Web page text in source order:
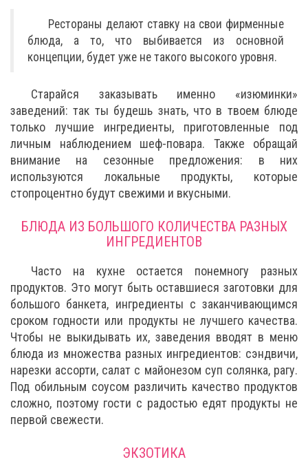
Рестораны делают ставку на свои фирменные
блюда, а то, что выбивается из основной
концепции, будет уже не такого высокого уровня.
Старайся заказывать именно «изюминки»
заведений: так ты будешь знать, что в твоем блюде
только лучшие ингредиенты, приготовленные под
личным наблюдением шеф-повара. Также обращай
внимание на сезонные предложения: в них
используются локальные продукты, которые
стопроцентно будут свежими и вкусными.
БЛЮДА ИЗ БОЛЬШОГО КОЛИЧЕСТВА РАЗНЫХ
ИНГРЕДИЕНТОВ
Часто на кухне остается понемногу разных
продуктов. Это могут быть оставшиеся заготовки для
большого банкета, ингредиенты с заканчивающимся
сроком годности или продукты не лучшего качества.
Чтобы не выкидывать их, заведения вводят в меню
блюда из множества разных ингредиентов: сэндвичи,
нарезки ассорти, салат с майонезом суп солянка, рагу.
Под обильным соусом различить качество продуктов
сложно, поэтому гости с радостью едят продукты не
первой свежести.
ЭКЗОТИКА